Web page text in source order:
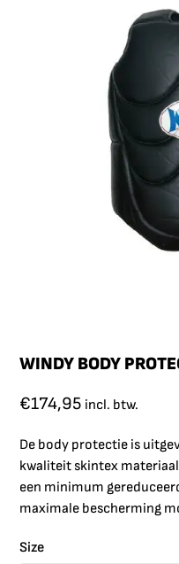
WINDY BODY
€174,95 incl. btw.
De body protectie is
kwaliteit skintex
een minimum
maximale bescherming
Size